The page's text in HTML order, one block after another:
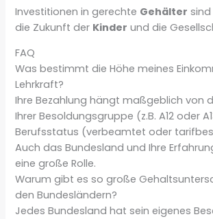
Investitionen in gerechte Gehälter
die Zukunft der Kinder und die
FAQ
Was bestimmt die Höhe meines
Lehrkraft?
Ihre Bezahlung hängt maßgeblich von
Ihrer Besoldungsgruppe (z.B. A12 oder
Berufsstatus (verbeamtet oder
Auch das Bundesland und Ihre
eine große Rolle.
Warum gibt es so große
den Bundesländern?
Jedes Bundesland hat sein eigenes